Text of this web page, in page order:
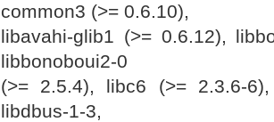
common3 (>= 0.6.10),
libavahi-glib1 (>= 0.6.12),
libbonoboui2-0
(>= 2.5.4), libc6 (>= 2.3.6-
libdbus-1-3,